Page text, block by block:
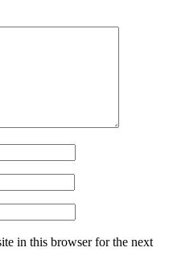
in this browser for the next